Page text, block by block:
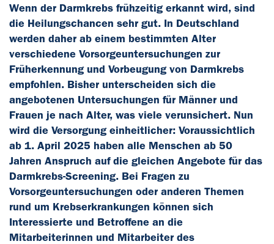
Wenn der Darmkrebs frühzeitig erkannt wird, sind
die Heilungschancen sehr gut. In Deutschland
werden daher ab einem bestimmten Alter
verschiedene Vorsorgeuntersuchungen zur
Früherkennung und Vorbeugung von Darmkrebs
empfohlen. Bisher unterscheiden sich die
angebotenen Untersuchungen für Männer und
Frauen je nach Alter, was viele verunsichert. Nun
wird die Versorgung einheitlicher: Voraussichtlich
ab 1. April 2025 haben alle Menschen ab 50
Jahren Anspruch auf die gleichen Angebote für das
Darmkrebs-Screening. Bei Fragen zu
Vorsorgeuntersuchungen oder anderen Themen
rund um Krebserkrankungen können sich
Interessierte und Betroffene an die
Mitarbeiterinnen und Mitarbeiter des